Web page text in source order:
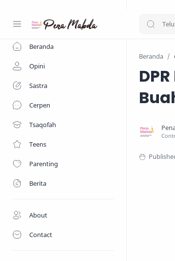
Beranda
Opini
Sastra
Cerpen
Tsaqofah
Teens
Parenting
Berita
About
Contact
Beranda